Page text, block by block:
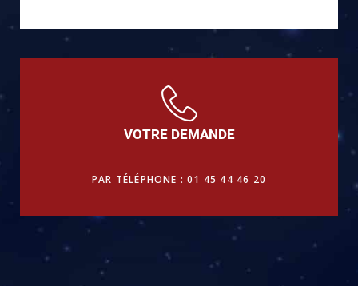
VOTRE DEMANDE
PAR TÉLÉPHONE : 01 45 44 46 20